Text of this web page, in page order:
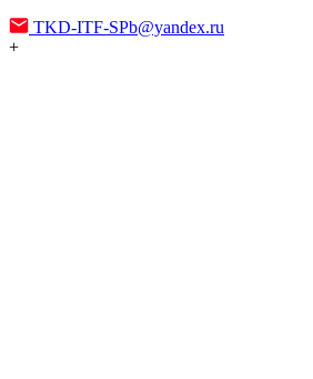
TKD-ITF-SPb@yandex.ru
+